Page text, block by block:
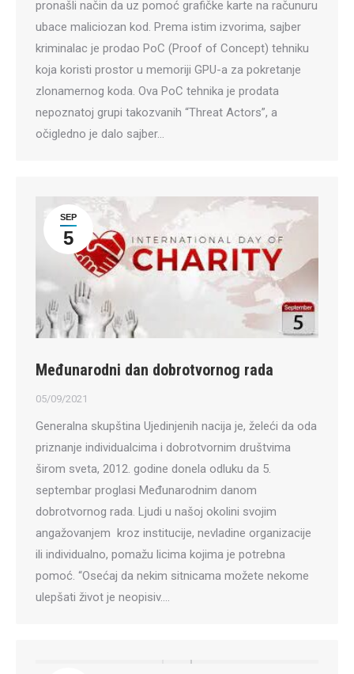
pronašli način da uz pomoć grafičke karte na računuru
ubace maliciozan kod. Prema istim izvorima, sajber
kriminalac je prodao PoC (Proof of Concept) tehniku
koja koristi prostor u memoriji GPU-a za pokretanje
zlonamernog koda. Ova PoC tehnika je prodata
nepoznatoj grupi takozvanih “Threat Actors”, a
očigledno je dalo sajber…
SEP
5
Međunarodni dan dobrotvornog rada
05/09/2021
Generalna skupština Ujedinjenih nacija je, želeći da oda
priznanje individualcima i dobrotvornim društvima
širom sveta, 2012. godine donela odluku da 5.
septembar proglasi Međunarodnim danom
dobrotvornog rada. Ljudi u našoj okolini svojim
angažovanjem kroz institucije, nevladine organizacije
ili individualno, pomažu licima kojima je potrebna
pomoć. “Osećaj da nekim sitnicama možete nekome
ulepšati život je neopisiv.…